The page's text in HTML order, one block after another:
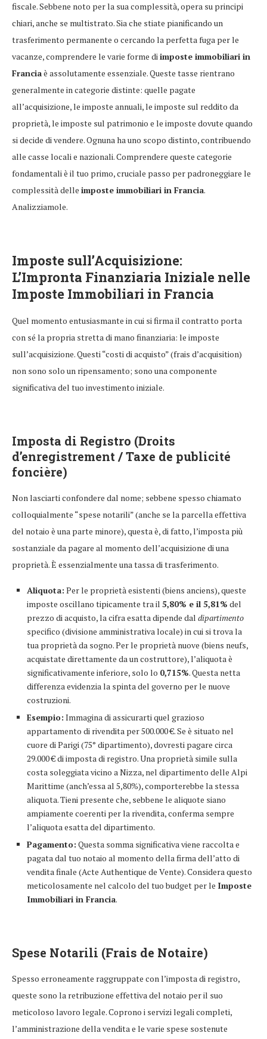
fiscale. Sebbene noto per la sua complessità, opera su principi
chiari, anche se multistrato. Sia che stiate pianificando un
trasferimento permanente o cercando la perfetta fuga per le
vacanze, comprendere le varie forme diimposte immobiliari in
Franciaè assolutamente essenziale. Queste tasse rientrano
generalmente in categorie distinte: quelle pagate
all’acquisizione, le imposte annuali, le imposte sul reddito da
proprietà, le imposte sul patrimonio e le imposte dovute quando
si decide di vendere. Ognuna ha uno scopo distinto, contribuendo
alle casse locali e nazionali. Comprendere queste categorie
fondamentali è il tuo primo, cruciale passo per padroneggiare le
complessità delle imposte immobiliari in Francia.
Analizziamole.
Imposte sull’Acquisizione:
L’Impronta Finanziaria Iniziale nelle
Imposte Immobiliari in Francia
Quel momento entusiasmante in cui si firma il contratto porta
con sé la propria stretta di mano finanziaria: le imposte
sull’acquisizione. Questi “costi di acquisto” (frais d’acquisition)
non sono solo un ripensamento; sono una componente
significativa del tuo investimento iniziale.
Imposta di Registro (Droits
d’enregistrement / Taxe de publicité
foncière)
Non lasciarti confondere dal nome; sebbene spesso chiamato
colloquialmente “spese notarili” (anche se la parcella effettiva
del notaio è una parte minore), questa è, di fatto, l’imposta più
sostanziale da pagare al momento dell’acquisizione di una
proprietà. È essenzialmente una tassa di trasferimento.
Aliquota: Per le proprietà esistenti (biens anciens), queste
imposte oscillano tipicamente tra il 5,80% e il 5,81% del
prezzo di acquisto, la cifra esatta dipende dal dipartimento
specifico (divisione amministrativa locale) in cui si trova la
tua proprietà da sogno. Per le proprietà nuove (biens neufs,
acquistate direttamente da un costruttore), l’aliquota è
significativamente inferiore, solo lo 0,715%. Questa netta
differenza evidenzia la spinta del governo per le nuove
costruzioni.
Esempio: Immagina di assicurarti quel grazioso
appartamento di rivendita per 500.000 €. Se è situato nel
cuore di Parigi (75° dipartimento), dovresti pagare circa
29.000 € di imposta di registro. Una proprietà simile sulla
costa soleggiata vicino a Nizza, nel dipartimento delle Alpi
Marittime (anch’essa al 5,80%), comporterebbe la stessa
aliquota. Tieni presente che, sebbene le aliquote siano
ampiamente coerenti per la rivendita, conferma sempre
l’aliquota esatta del dipartimento.
Pagamento: Questa somma significativa viene raccolta e
pagata dal tuo notaio al momento della firma dell’atto di
vendita finale (Acte Authentique de Vente). Considera questo
meticolosamente nel calcolo del tuo budget per le Imposte
Immobiliari in Francia.
Spese Notarili (Frais de Notaire)
Spesso erroneamente raggruppate con l’imposta di registro,
queste sono la retribuzione effettiva del notaio per il suo
meticoloso lavoro legale. Coprono i servizi legali completi,
l’amministrazione della vendita e le varie spese sostenute